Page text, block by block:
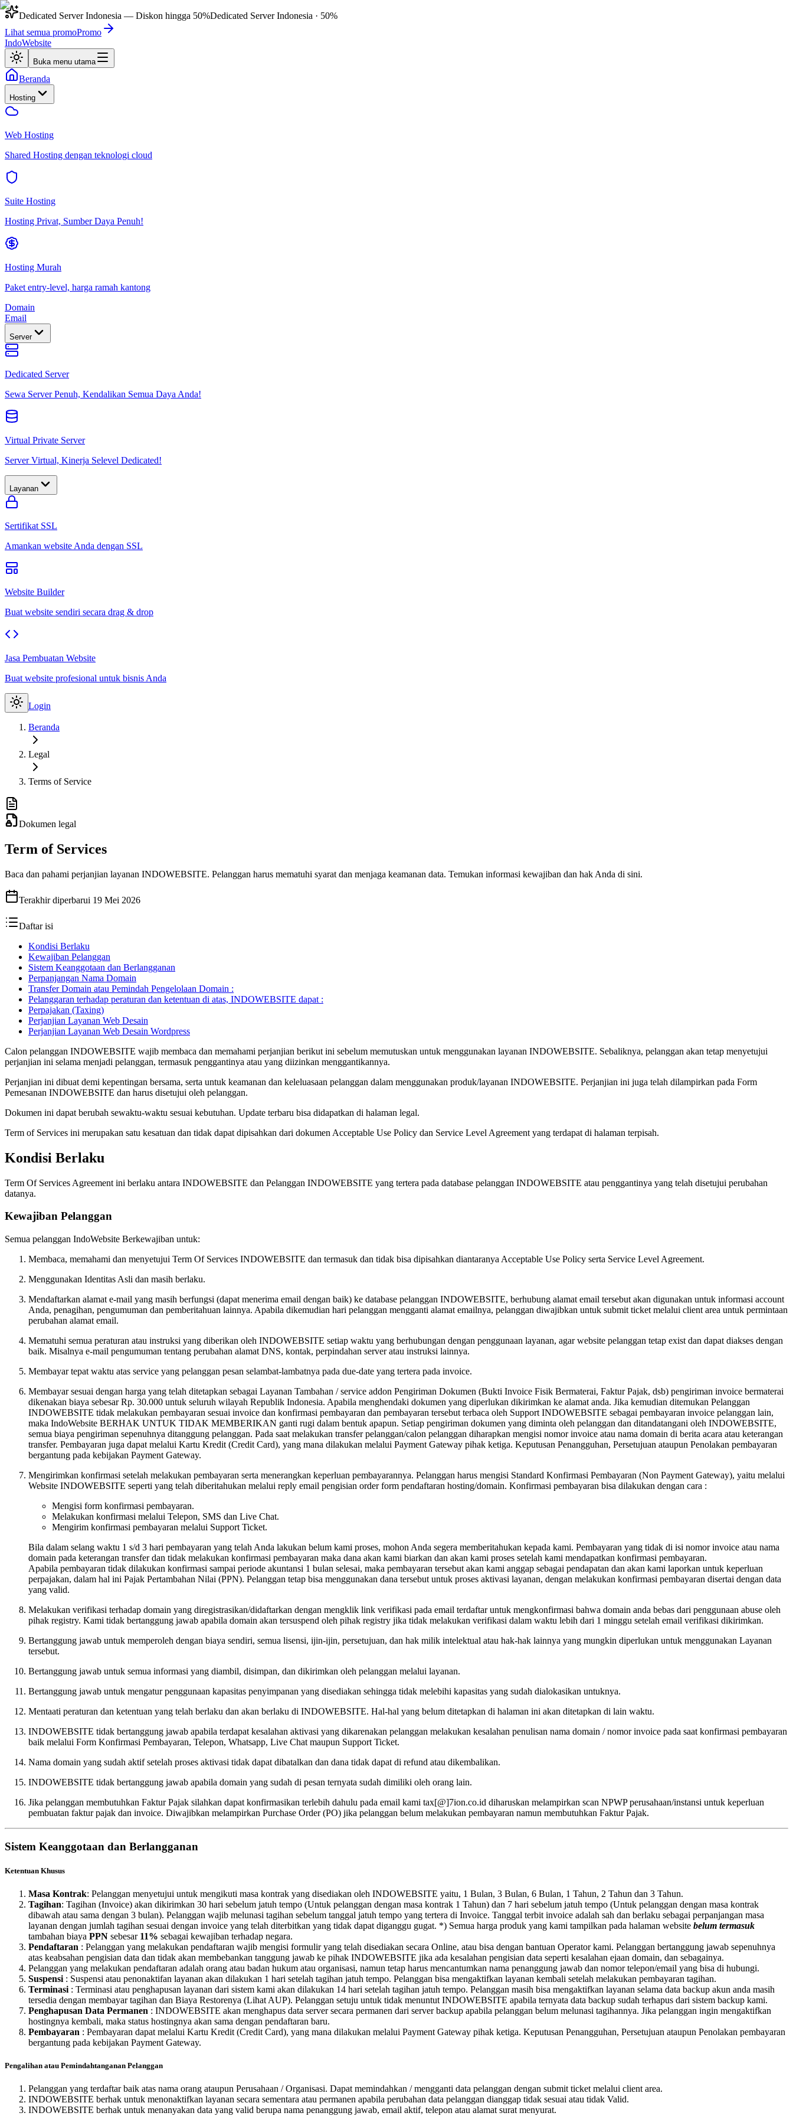
Dedicated Server Indonesia — Diskon hingga 50%Dedicated Server Indonesia · 50%
Lihat semua promoPromo
IndoWebsite
Buka menu utama
Beranda
Hosting
Web Hosting
Shared Hosting dengan teknologi cloud
Suite Hosting
Hosting Privat, Sumber Daya Penuh!
Hosting Murah
Paket entry-level, harga ramah kantong
Domain
Email
Server
Dedicated Server
Sewa Server Penuh, Kendalikan Semua Daya Anda!
Virtual Private Server
Server Virtual, Kinerja Selevel Dedicated!
Layanan
Sertifikat SSL
Amankan website Anda dengan SSL
Website Builder
Buat website sendiri secara drag & drop
Jasa Pembuatan Website
Buat website profesional untuk bisnis Anda
Login
Beranda
Legal
Terms of Service
Dokumen legal
Term of Services
Baca dan pahami perjanjian layanan INDOWEBSITE. Pelanggan harus mematuhi syarat dan menjaga keamanan data. Temukan informasi kewajiban dan hak Anda di sini.
Terakhir diperbarui 19 Mei 2026
Daftar isi
Kondisi Berlaku
Kewajiban Pelanggan
Sistem Keanggotaan dan Berlangganan
Perpanjangan Nama Domain
Transfer Domain atau Pemindah Pengelolaan Domain :
Pelanggaran terhadap peraturan dan ketentuan di atas, INDOWEBSITE dapat :
Perpajakan (Taxing)
Perjanjian Layanan Web Desain
Perjanjian Layanan Web Desain Wordpress
Calon pelanggan INDOWEBSITE wajib membaca dan memahami perjanjian berikut ini sebelum memutuskan untuk menggunakan layanan INDOWEBSITE. Sebaliknya, pelanggan akan tetap menyetujui
perjanjian ini selama menjadi pelanggan, termasuk penggantinya atau yang diizinkan menggantikannya.
Perjanjian ini dibuat demi kepentingan bersama, serta untuk keamanan dan keleluasaan pelanggan dalam menggunakan produk/layanan INDOWEBSITE. Perjanjian ini juga telah dilampirkan pada Form
Pemesanan INDOWEBSITE dan harus disetujui oleh pelanggan.
Dokumen ini dapat berubah sewaktu-waktu sesuai kebutuhan. Update terbaru bisa didapatkan di halaman legal.
Term of Services ini merupakan satu kesatuan dan tidak dapat dipisahkan dari dokumen Acceptable Use Policy dan Service Level Agreement yang terdapat di halaman terpisah.
Kondisi Berlaku
Term Of Services Agreement ini berlaku antara INDOWEBSITE dan Pelanggan INDOWEBSITE yang tertera pada database pelanggan INDOWEBSITE atau penggantinya yang telah disetujui perubahan
datanya.
Kewajiban Pelanggan
Semua pelanggan IndoWebsite Berkewajiban untuk:
Membaca, memahami dan menyetujui Term Of Services INDOWEBSITE dan termasuk dan tidak bisa dipisahkan diantaranya Acceptable Use Policy serta Service Level Agreement.
Menggunakan Identitas Asli dan masih berlaku.
Mendaftarkan alamat e-mail yang masih berfungsi (dapat menerima email dengan baik) ke database pelanggan INDOWEBSITE, berhubung alamat email tersebut akan digunakan untuk informasi account
Anda, penagihan, pengumuman dan pemberitahuan lainnya. Apabila dikemudian hari pelanggan mengganti alamat emailnya, pelanggan diwajibkan untuk submit ticket melalui client area untuk permintaan
perubahan alamat email.
Mematuhi semua peraturan atau instruksi yang diberikan oleh INDOWEBSITE setiap waktu yang berhubungan dengan penggunaan layanan, agar website pelanggan tetap exist dan dapat diakses dengan
baik. Misalnya e-mail pengumuman tentang perubahan alamat DNS, kontak, perpindahan server atau instruksi lainnya.
Membayar tepat waktu atas service yang pelanggan pesan selambat-lambatnya pada due-date yang tertera pada invoice.
Membayar sesuai dengan harga yang telah ditetapkan sebagai Layanan Tambahan / service addon Pengiriman Dokumen (Bukti Invoice Fisik Bermaterai, Faktur Pajak, dsb) pengiriman invoice bermaterai
dikenakan biaya sebesar Rp. 30.000 untuk seluruh wilayah Republik Indonesia. Apabila menghendaki dokumen yang diperlukan dikirimkan ke alamat anda. Jika kemudian ditemukan Pelanggan
INDOWEBSITE tidak melakukan pembayaran sesuai invoice dan konfirmasi pembayaran dan pembayaran tersebut terbaca oleh Support INDOWEBSITE sebagai pembayaran invoice pelanggan lain,
maka IndoWebsite BERHAK UNTUK TIDAK MEMBERIKAN ganti rugi dalam bentuk apapun. Setiap pengiriman dokumen yang diminta oleh pelanggan dan ditandatangani oleh INDOWEBSITE,
semua biaya pengiriman sepenuhnya ditanggung pelanggan. Pada saat melakukan transfer pelanggan/calon pelanggan diharapkan mengisi nomor invoice atau nama domain di berita acara atau keterangan
transfer. Pembayaran juga dapat melalui Kartu Kredit (Credit Card), yang mana dilakukan melalui Payment Gateway pihak ketiga. Keputusan Penangguhan, Persetujuan ataupun Penolakan pembayaran
bergantung pada kebijakan Payment Gateway.
Mengirimkan konfirmasi setelah melakukan pembayaran serta menerangkan keperluan pembayarannya. Pelanggan harus mengisi Standard Konfirmasi Pembayaran (Non Payment Gateway), yaitu melalui
Website INDOWEBSITE seperti yang telah diberitahukan melalui reply email pengisian order form pendaftaran hosting/domain. Konfirmasi pembayaran bisa dilakukan dengan cara :
Mengisi form konfirmasi pembayaran.
Melakukan konfirmasi melalui Telepon, SMS dan Live Chat.
Mengirim konfirmasi pembayaran melalui Support Ticket.
Bila dalam selang waktu 1 s/d 3 hari pembayaran yang telah Anda lakukan belum kami proses, mohon Anda segera memberitahukan kepada kami. Pembayaran yang tidak di isi nomor invoice atau nama
domain pada keterangan transfer dan tidak melakukan konfirmasi pembayaran maka dana akan kami biarkan dan akan kami proses setelah kami mendapatkan konfirmasi pembayaran.
Apabila pembayaran tidak dilakukan konfirmasi sampai periode akuntansi 1 bulan selesai, maka pembayaran tersebut akan kami anggap sebagai pendapatan dan akan kami laporkan untuk keperluan
perpajakan, dalam hal ini Pajak Pertambahan Nilai (PPN). Pelanggan tetap bisa menggunakan dana tersebut untuk proses aktivasi layanan, dengan melakukan konfirmasi pembayaran disertai dengan data
yang valid.
Melakukan verifikasi terhadap domain yang diregistrasikan/didaftarkan dengan mengklik link verifikasi pada email terdaftar untuk mengkonfirmasi bahwa domain anda bebas dari penggunaan abuse oleh
pihak registry. Kami tidak bertanggung jawab apabila domain akan tersuspend oleh pihak registry jika tidak melakukan verifikasi dalam waktu lebih dari 1 minggu setelah email verifikasi dikirimkan.
Bertanggung jawab untuk memperoleh dengan biaya sendiri, semua lisensi, ijin-ijin, persetujuan, dan hak milik intelektual atau hak-hak lainnya yang mungkin diperlukan untuk menggunakan Layanan
tersebut.
Bertanggung jawab untuk semua informasi yang diambil, disimpan, dan dikirimkan oleh pelanggan melalui layanan.
Bertanggung jawab untuk mengatur penggunaan kapasitas penyimpanan yang disediakan sehingga tidak melebihi kapasitas yang sudah dialokasikan untuknya.
Mentaati peraturan dan ketentuan yang telah berlaku dan akan berlaku di INDOWEBSITE. Hal-hal yang belum ditetapkan di halaman ini akan ditetapkan di lain waktu.
INDOWEBSITE tidak bertanggung jawab apabila terdapat kesalahan aktivasi yang dikarenakan pelanggan melakukan kesalahan penulisan nama domain / nomor invoice pada saat konfirmasi pembayaran
baik melalui Form Konfirmasi Pembayaran, Telepon, Whatsapp, Live Chat maupun Support Ticket.
Nama domain yang sudah aktif setelah proses aktivasi tidak dapat dibatalkan dan dana tidak dapat di refund atau dikembalikan.
INDOWEBSITE tidak bertanggung jawab apabila domain yang sudah di pesan ternyata sudah dimiliki oleh orang lain.
Jika pelanggan membutuhkan Faktur Pajak silahkan dapat konfirmasikan terlebih dahulu pada email kami tax[@]7ion.co.id diharuskan melampirkan scan NPWP perusahaan/instansi untuk keperluan
pembuatan faktur pajak dan invoice. Diwajibkan melampirkan Purchase Order (PO) jika pelanggan belum melakukan pembayaran namun membutuhkan Faktur Pajak.
Sistem Keanggotaan dan Berlangganan
Ketentuan Khusus
Masa Kontrak: Pelanggan menyetujui untuk mengikuti masa kontrak yang disediakan oleh INDOWEBSITE yaitu, 1 Bulan, 3 Bulan, 6 Bulan, 1 Tahun, 2 Tahun dan 3 Tahun.
Tagihan: Tagihan (Invoice) akan dikirimkan 30 hari sebelum jatuh tempo (Untuk pelanggan dengan masa kontrak 1 Tahun) dan 7 hari sebelum jatuh tempo (Untuk pelanggan dengan masa kontrak
dibawah atau sama dengan 3 bulan). Pelanggan wajib melunasi tagihan sebelum tanggal jatuh tempo yang tertera di Invoice. Tanggal terbit invoice adalah sah dan berlaku sebagai perpanjangan masa
layanan dengan jumlah tagihan sesuai dengan invoice yang telah diterbitkan yang tidak dapat diganggu gugat. *) Semua harga produk yang kami tampilkan pada halaman website belum termasuk
tambahan biaya PPN sebesar 11% sebagai kewajiban terhadap negara.
Pendaftaran : Pelanggan yang melakukan pendaftaran wajib mengisi formulir yang telah disediakan secara Online, atau bisa dengan bantuan Operator kami. Pelanggan bertanggung jawab sepenuhnya
atas keabsahan pengisian data dan tidak akan membebankan tanggung jawab ke pihak INDOWEBSITE jika ada kesalahan pengisian data seperti kesalahan ejaan domain, dan sebagainya.
Pelanggan yang melakukan pendaftaran adalah orang atau badan hukum atau organisasi, namun tetap harus mencantumkan nama penanggung jawab dan nomor telepon/email yang bisa di hubungi.
Suspensi : Suspensi atau penonaktifan layanan akan dilakukan 1 hari setelah tagihan jatuh tempo. Pelanggan bisa mengaktifkan layanan kembali setelah melakukan pembayaran tagihan.
Terminasi : Terminasi atau penghapusan layanan dari sistem kami akan dilakukan 14 hari setelah tagihan jatuh tempo. Pelanggan masih bisa mengaktifkan layanan selama data backup akun anda masih
tersedia dengan membayar tagihan dan Biaya Restorenya (Lihat AUP). Pelanggan setuju untuk tidak menuntut INDOWEBSITE apabila ternyata data backup sudah terhapus dari sistem backup kami.
Penghapusan Data Permanen : INDOWEBSITE akan menghapus data server secara permanen dari server backup apabila pelanggan belum melunasi tagihannya. Jika pelanggan ingin mengaktifkan
hostingnya kembali, maka status hostingnya akan sama dengan pendaftaran baru.
Pembayaran : Pembayaran dapat melalui Kartu Kredit (Credit Card), yang mana dilakukan melalui Payment Gateway pihak ketiga. Keputusan Penangguhan, Persetujuan ataupun Penolakan pembayaran
bergantung pada kebijakan Payment Gateway.
Pengalihan atau Pemindahtanganan Pelanggan
Pelanggan yang terdaftar baik atas nama orang ataupun Perusahaan / Organisasi. Dapat memindahkan / mengganti data pelanggan dengan submit ticket melalui client area.
INDOWEBSITE berhak untuk menonaktifkan layanan secara sementara atau permanen apabila perubahan data pelanggan dianggap tidak sesuai atau tidak Valid.
INDOWEBSITE berhak untuk menanyakan data yang valid berupa nama penanggung jawab, email aktif, telepon atau alamat surat menyurat.